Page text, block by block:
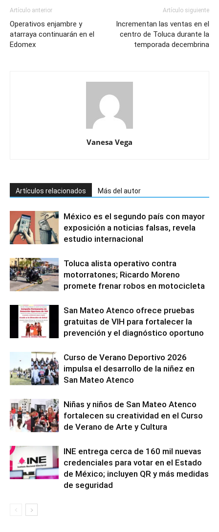
Artículo anterior
Operativos enjambre y
atarraya continuarán en el
Edomex
Artículo siguiente
Incrementan las ventas en el
centro de Toluca durante la
temporada decembrina
Vanesa Vega
Artículos relacionados Más del autor
México es el segundo país con mayor
exposición a noticias falsas, revela
estudio internacional
Toluca alista operativo contra
motorratones; Ricardo Moreno
promete frenar robos en motocicleta
San Mateo Atenco ofrece pruebas
gratuitas de VIH para fortalecer la
prevención y el diagnóstico oportuno
Curso de Verano Deportivo 2026
impulsa el desarrollo de la niñez en
San Mateo Atenco
Niñas y niños de San Mateo Atenco
fortalecen su creatividad en el Curso
de Verano de Arte y Cultura
INE entrega cerca de 160 mil nuevas
credenciales para votar en el Estado
de México; incluyen QR y más medidas
de seguridad